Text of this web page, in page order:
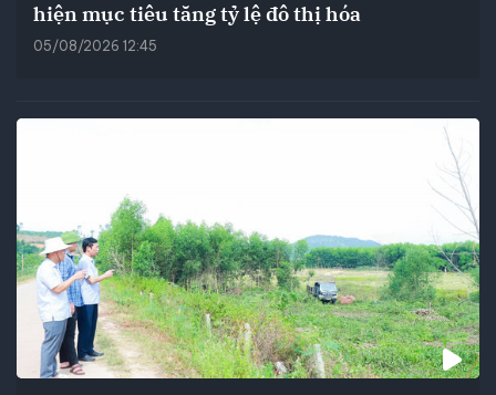
hiện mục tiêu tăng tỷ lệ đô thị hóa
05/08/2026 12:45